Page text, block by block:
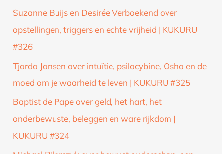
Suzanne Buijs en Desirée Verboekend over
opstellingen, triggers en echte vrijheid | KUKURU
#326
Tjarda Jansen over intuïtie, psilocybine, Osho en de
moed om je waarheid te leven | KUKURU #325
Baptist de Pape over geld, het hart, het
onderbewuste, beleggen en ware rijkdom |
KUKURU #324